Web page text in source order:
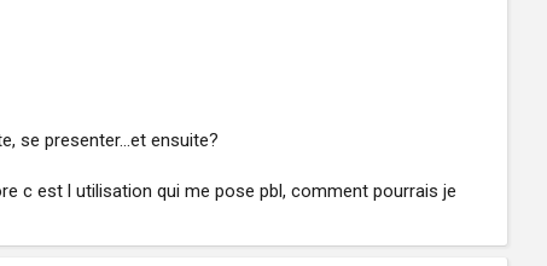
se presenter...et ensuite?
c est l utilisation qui me pose pbl, comment pourrais je